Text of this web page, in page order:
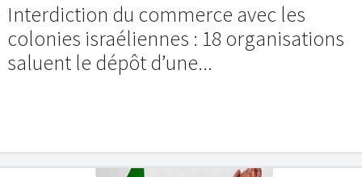
Interdiction du commerce avec les
colonies israéliennes : 18 organisations
saluent le dépôt d’une...